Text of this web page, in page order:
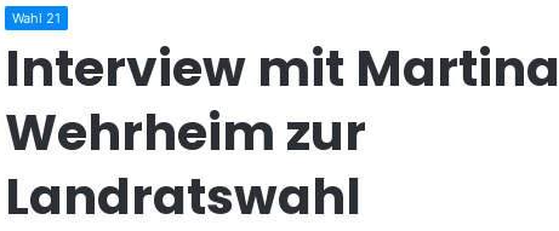
Wahl 21
Interview mit Martina
Wehrheim zur
Landratswahl